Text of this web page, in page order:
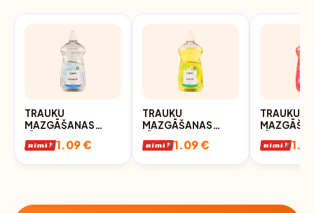
TRAUKU
MAZGĀŠANAS
SENSITIVE 500ML
1.09 €
TRAUKU
MAZGĀŠANAS
AR CITRONU
1.09 €
TRAUKU
AR